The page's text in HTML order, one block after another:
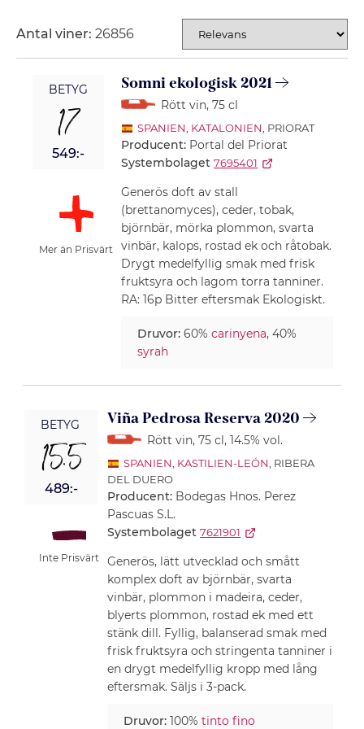
Antal viner: 26856 SORTERING
BETYG
17
549:-
Mer än Prisvärt
Somni ekologisk 2021
Rött vin, 75 cl
SPANIEN KATALONIEN , PRIORAT
Producent: Portal del Priorat
Systembolaget 7695401
Generös doft av stall
(brettanomyces), ceder, tobak,
björnbär, mörka plommon, svarta
vinbär, kalops, rostad ek och råtobak.
Drygt medelfyllig smak med frisk
fruktsyra och lagom torra tanniner.
RA: 16p Bitter eftersmak Ekologiskt.
Druvor:60%carinyena, 40%
syrah
BETYG
15.5
489:-
Inte Prisvärt
Viña Pedrosa Reserva 2020
Rött vin, 75 cl, 14.5% vol.
SPANIEN KASTILIEN-LEÓN , RIBERA
DEL DUERO
Producent: Bodegas Hnos. Perez
Pascuas S.L.
Systembolaget 7621901
Generös, lätt utvecklad och smått
komplex doft av björnbär, svarta
vinbär, plommon i madeira, ceder,
blyerts plommon, rostad ek med ett
stänk dill. Fyllig, balanserad smak med
frisk fruktsyra och stringenta tanniner i
en drygt medelfyllig kropp med lång
eftersmak. Säljs i 3-pack.
Druvor:100%tinto fino